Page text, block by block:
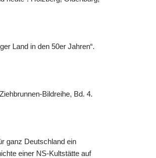
Land in den 50er Jahren“.
Bildreihe, Bd. 4.
ganz Deutschland ein
einer NS-Kultstätte auf